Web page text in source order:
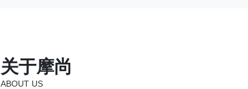
关于摩尚
ABOUT US